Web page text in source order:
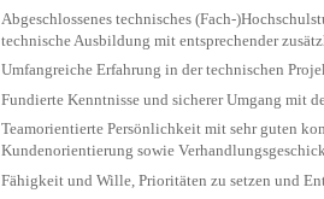
Abgeschlossenes technisches (Fach-
technische Ausbildung mit entsprechender
Umfangreiche Erfahrung in der technischen
Fundierte Kenntnisse und sicherer Umgang mit
Teamorientierte Persönlichkeit mit sehr guten
Kundenorientierung sowie
Fähigkeit und Wille, Prioritäten zu setzen und